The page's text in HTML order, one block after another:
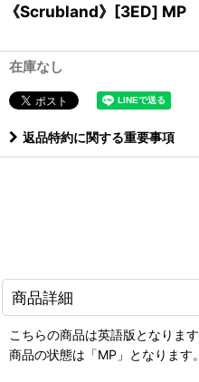
《Scrubland》[3ED] MP
在庫なし
返品特約に関する重要事項
商品詳細
こちらの商品は英語版となります
商品の状態は「MP」となります。